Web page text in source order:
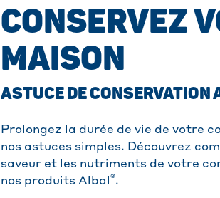
CONSERVEZ
MAISON
ASTUCE DE CONSERVATION
Prolongez la durée de vie de votre
nos astuces simples. Découvrez
saveur et les nutriments de votre
nos produits Albal ®.